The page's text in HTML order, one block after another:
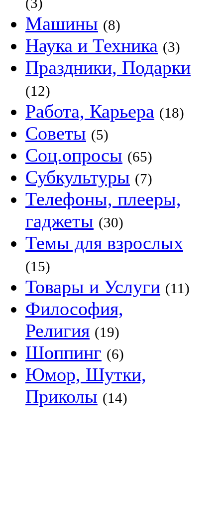
Машины (8)
Наука и Техника (3)
Праздники, Подарки
(12)
Работа, Карьера (18)
Советы (5)
Соц.опросы (65)
Субкультуры (7)
Телефоны, плееры,
гаджеты (30)
Темы для взрослых
(15)
Товары и Услуги (11)
Философия,
Религия (19)
Шоппинг (6)
Юмор, Шутки,
Приколы (14)